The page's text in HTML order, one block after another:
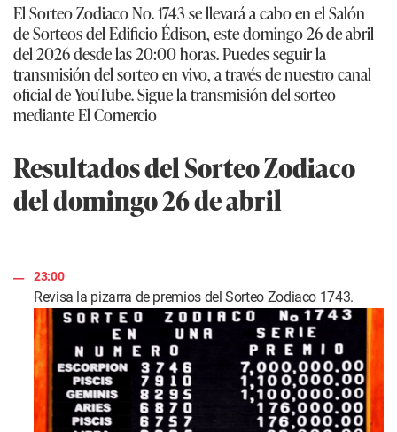
El Sorteo Zodiaco No. 1743 se llevará a cabo en el Salón
de Sorteos del Edificio Édison, este domingo 26 de abril
del 2026 desde las 20:00 horas. Puedes seguir la
transmisión del sorteo en vivo, a través de nuestro canal
oficial de YouTube. Sigue la transmisión del sorteo
mediante El Comercio
Resultados del Sorteo Zodiaco
del domingo 26 de abril
23:00
Revisa la pizarra de premios del Sorteo Zodiaco 1743.